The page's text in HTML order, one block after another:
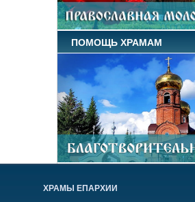
ПОМОЩЬ ХРАМАМ
ХРАМЫ ЕПАРХИИ